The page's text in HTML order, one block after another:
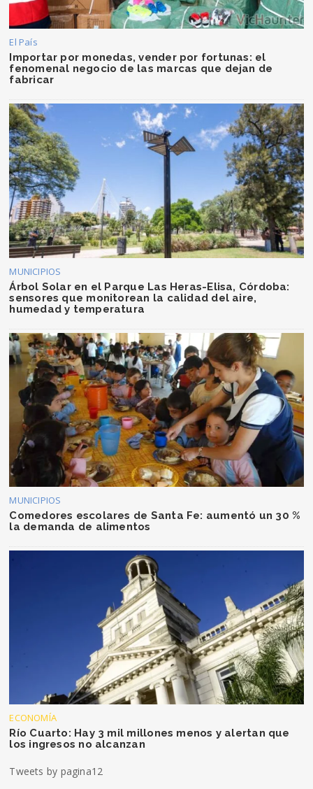
El País
Importar por monedas, vender por fortunas: el
fenomenal negocio de las marcas que dejan de
fabricar
MUNICIPIOS
Árbol Solar en el Parque Las Heras-Elisa, Córdoba:
sensores que monitorean la calidad del aire,
humedad y temperatura
MUNICIPIOS
Comedores escolares de Santa Fe: aumentó un 30 %
la demanda de alimentos
ECONOMÍA
Río Cuarto: Hay 3 mil millones menos y alertan que
los ingresos no alcanzan
Tweets by pagina12